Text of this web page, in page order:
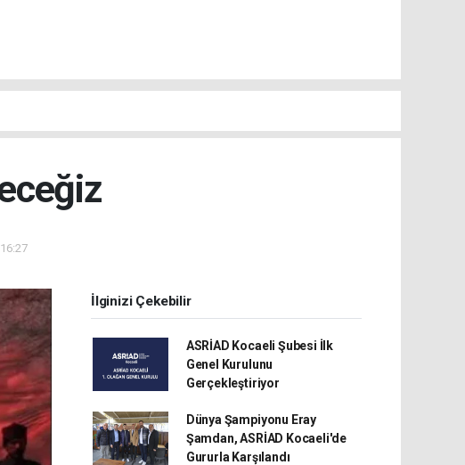
İlginizi Çekebilir
ASRİAD Kocaeli Şubesi İlk
Genel Kurulunu
Gerçekleştiriyor
Dünya Şampiyonu Eray
Şamdan, ASRİAD Kocaeli'de
Gururla Karşılandı